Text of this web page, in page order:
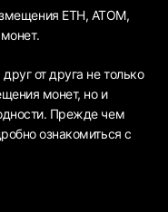
ETH, ATOM,
от друга не только
монет, но и
Прежде чем
ознакомиться с